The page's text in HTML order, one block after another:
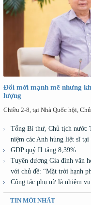
Đổi mới mạnh mẽ nhưng
lượng
Chiều 2-8, tại Nhà Quốc hội,
Tổng Bí thư, Chủ tịch nước
niệm các Anh hùng liệt sĩ
GDP quý II tăng 8,39%
Tuyên dương Gia đình văn
với chủ đề: “Mặt trời hạnh
Công tác phụ nữ là nhiệm
TIN MỚI NHẤT